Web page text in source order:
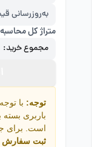
به‌روزرسانی
متراژ کل
مجموع خرید:
توجه: با
باربری
است. برای
ثبت سفارش